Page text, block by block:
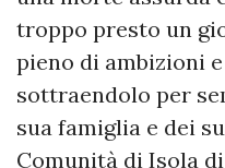
troppo presto un
pieno di ambizioni
sottraendolo per
sua famiglia e dei
Comunità di Isola